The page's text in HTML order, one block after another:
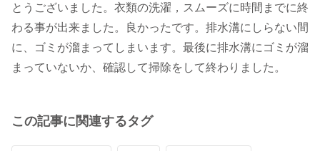
とうございました。衣類の洗濯，スムーズに時間までに終
わる事が出来ました。良かったです。排水溝にしらない間
に、ゴミが溜まってしまいます。最後に排水溝にゴミが溜
まっていないか、確認して掃除をして終わりました。
この記事に関連するタグ